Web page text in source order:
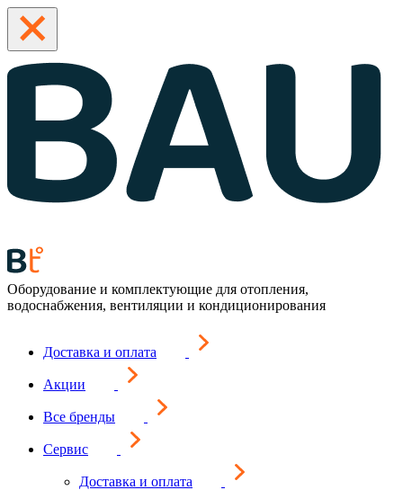
Оборудование и комплектующие для отопления,
водоснабжения, вентиляции и кондиционирования
Доставка и оплата
Акции
Все бренды
Сервис
Доставка и оплата